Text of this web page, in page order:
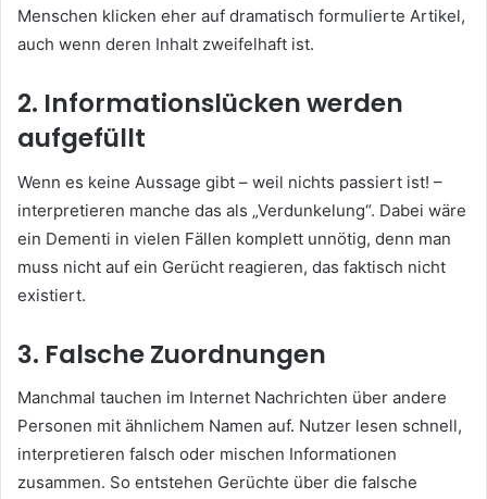
Menschen klicken eher auf dramatisch formulierte Artikel,
auch wenn deren Inhalt zweifelhaft ist.
2. Informationslücken werden
aufgefüllt
Wenn es keine Aussage gibt – weil nichts passiert ist! –
interpretieren manche das als „Verdunkelung“. Dabei wäre
ein Dementi in vielen Fällen komplett unnötig, denn man
muss nicht auf ein Gerücht reagieren, das faktisch nicht
existiert.
3. Falsche Zuordnungen
Manchmal tauchen im Internet Nachrichten über andere
Personen mit ähnlichem Namen auf. Nutzer lesen schnell,
interpretieren falsch oder mischen Informationen
zusammen. So entstehen Gerüchte über die falsche